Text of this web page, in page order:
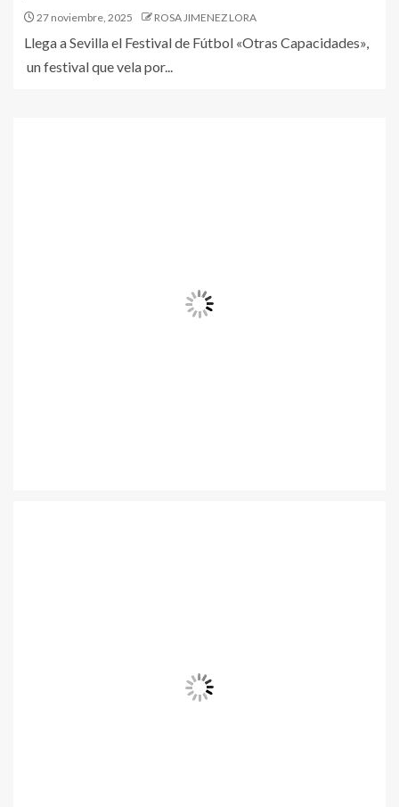
27 noviembre, 2025 ROSA JIMENEZ LORA
Llega a Sevilla el Festival de Fútbol «Otras Capacidades»,
un festival que vela por...